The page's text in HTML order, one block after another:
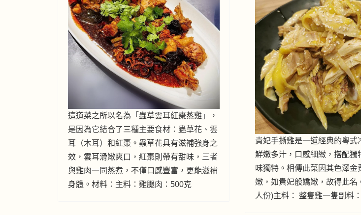
這道菜之所以名為「蟲草雲耳紅棗蒸雞」，
是因為它結合了三種主要食材：蟲草花、雲
耳（木耳）和紅棗。蟲草花具有滋補強身之
效，雲耳滑嫩爽口，紅棗則帶有甜味，三者
與雞肉一同蒸煮，不僅口感豐富，更能滋補
身體。材料：主料：雞腿肉：500克
貴妃手撕雞是一道經典的粵式
鮮嫩多汁，口感細緻，搭配獨
味獨特。相傳此菜因其色澤金
嫩，如貴妃般嬌嫩，故得此名
人份)主料： 整隻雞一隻副料：